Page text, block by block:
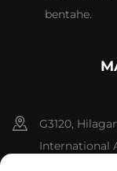
bentahe.
G3120,
International